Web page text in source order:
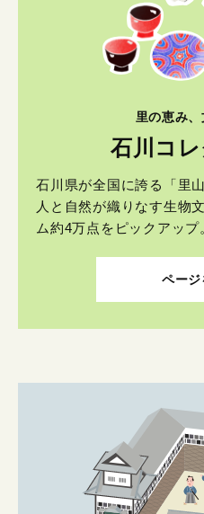
里の恵み、
石川コ
石川県が全国に誇る「里
人と自然が織りなす生物
ム約4万点をピックアップ
ページ